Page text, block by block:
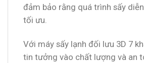
đảm bảo rằng quá trình sấy
tối ưu.
Với máy sấy lạnh đối lưu 3D 7
tin tưởng vào chất lượng và an